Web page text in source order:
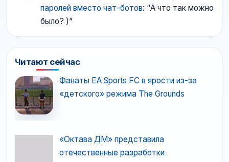
паролей вместо чат-ботов: “А что так можно
было? )”
Читают сейчас
Фанаты EA Sports FC в ярости из-за
«детского» режима The Grounds
«Октава ДМ» представила
отечественные разработки